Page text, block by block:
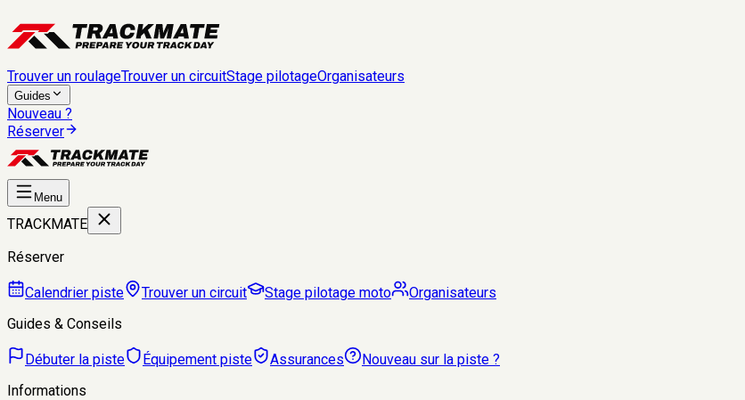
Trouver un roulageTrouver un circuitStage pilotageOrganisateurs
Guides
Nouveau ?
Réserver
Menu
TRACKMATE
Réserver
Calendrier piste Trouver un circuit Stage pilotage moto
Organisateurs
Guides & Conseils
Débuter la piste Équipement piste Assurances
Nouveau sur la piste ?
Informations